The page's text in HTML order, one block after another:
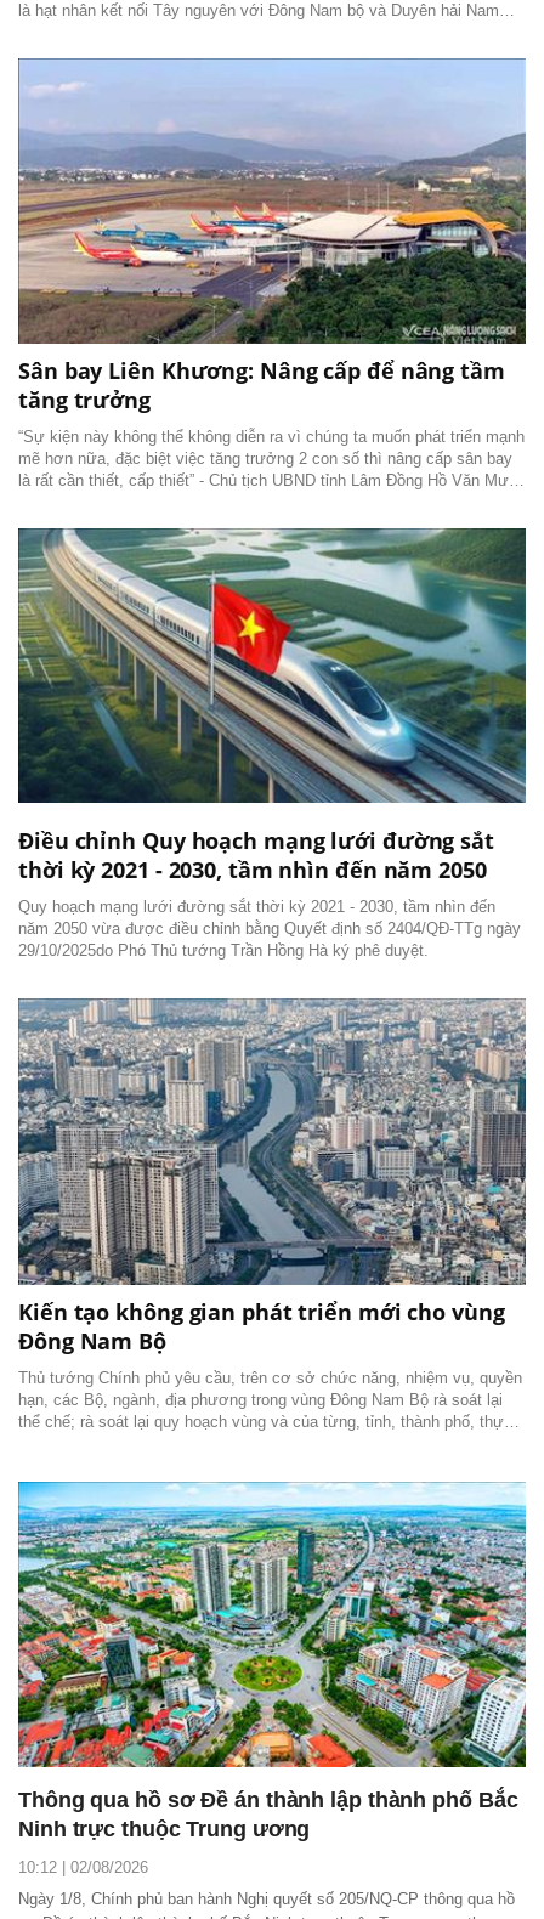
là hạt nhân kết nối Tây nguyên với Đông Nam bộ và Duyên hải Nam
Sân bay Liên Khương: Nâng cấp để nâng tầm
tăng trưởng
“Sự kiện này không thể không diễn ra vì chúng ta muốn phát triển mạnh
mẽ hơn nữa, đặc biệt việc tăng trưởng 2 con số thì nâng cấp sân bay
là rất cần thiết, cấp thiết” - Chủ tịch UBND tỉnh Lâm Đồng Hồ Văn Mười
Điều chỉnh Quy hoạch mạng lưới đường sắt
thời kỳ 2021 - 2030, tầm nhìn đến năm 2050
Quy hoạch mạng lưới đường sắt thời kỳ 2021 - 2030, tầm nhìn đến
năm 2050 vừa được điều chỉnh bằng Quyết định số 2404/QĐ-TTg ngày
29/10/2025do Phó Thủ tướng Trần Hồng Hà ký phê duyệt.
Kiến tạo không gian phát triển mới cho vùng
Đông Nam Bộ
Thủ tướng Chính phủ yêu cầu, trên cơ sở chức năng, nhiệm vụ, quyền
hạn, các Bộ, ngành, địa phương trong vùng Đông Nam Bộ rà soát lại
thể chế; rà soát lại quy hoạch vùng và của từng, tỉnh, thành phố, thực
Thông qua hồ sơ Đề án thành lập thành phố Bắc
Ninh trực thuộc Trung ương
10:12 | 02/08/2026
Ngày 1/8, Chính phủ ban hành Nghị quyết số 205/NQ-CP thông qua hồ